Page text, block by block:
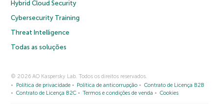
Hybrid Cloud Security
Cybersecurity Training
Threat Intelligence
Todas as soluções
© 2026 AO Kaspersky Lab. Todos os direitos reservados.
Política de privacidade
Política de anticorrupção
Contrato de Licença B2B
Contrato de Licença B2C
Termos e condições de venda Cookies